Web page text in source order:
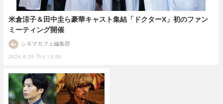
米倉涼子＆田中圭ら豪華キャスト集結「ドクターX」初のファン
ミーティング開催
2024.8.29 Thu 15:00
シネマカフェ編集部